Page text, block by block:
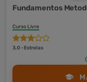
Fundamentos
Curso Livre
3,0 · Estrelas